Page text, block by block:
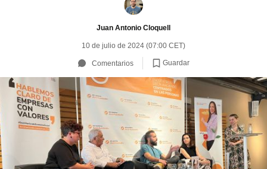
Juan Antonio Cloquell
10 de julio de 2024 (07:00 CET)
Comentarios Guardar